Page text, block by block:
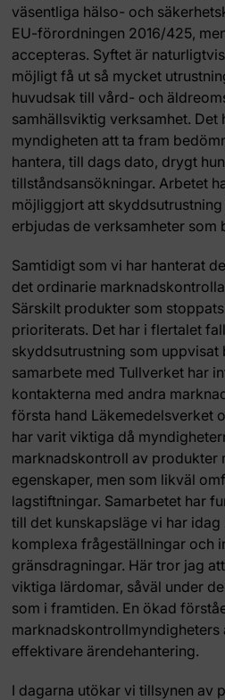
väsentliga hälso- och
EU-förordningen 2016/425,
accepteras. Syftet är
möjligt få ut så mycket
huvudsak till vård- och
samhällsviktig verksamhet.
myndigheten att ta fram
hantera, till dags dato, drygt
tillståndsansökningar. Arbetet
möjliggjort att
erbjudas de verksamheter som
Samtidigt som vi har hanterat
det ordinarie
Särskilt produkter som
prioriterats. Det har i flertalet
skyddsutrustning som uppvisat
samarbete med Tullverket har
kontakterna med andra
första hand Läkemedelsverket
har varit viktiga då
marknadskontroll av produkter
egenskaper, men som likväl
lagstiftningar. Samarbetet har
till det kunskapsläge vi har
komplexa frågeställningar och
gränsdragningar. Här tror jag
viktiga lärdomar, såväl under
som i framtiden. En ökad
marknadskontrollmyndigheters
effektivare ärendehantering.
I dagarna utökar vi tillsynen av